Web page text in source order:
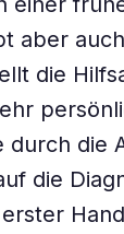
aber
die
durch die
die